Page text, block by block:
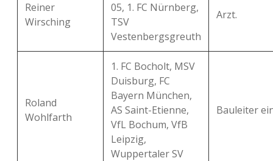
Reiner
Wirsching
05, 1. FC Nürnberg,
TSV
Vestenbergsgreuth
Arzt.
Roland
Wohlfarth
1. FC Bocholt, MSV
Duisburg, FC
Bayern München,
AS Saint-Etienne,
VfL Bochum, VfB
Leipzig,
Wuppertaler SV
Bauleiter